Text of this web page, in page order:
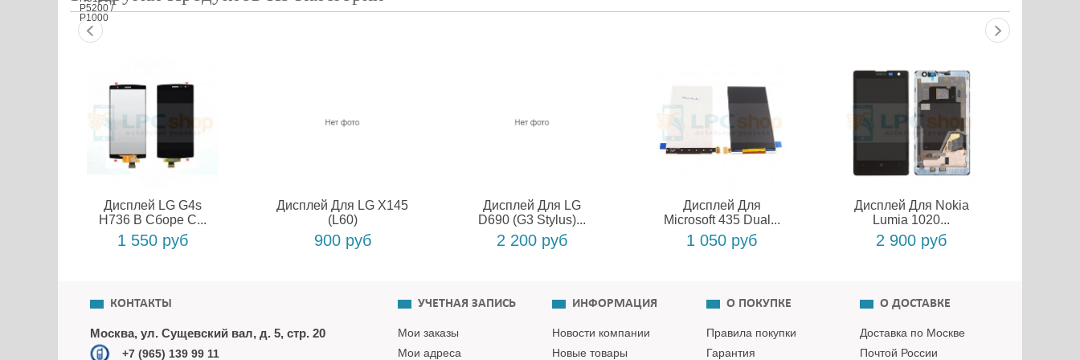
Дисплей LG G4s
H736 В Сборе С...
1 550 руб
Дисплей Для LG X145
(L60)
900 руб
Дисплей Для LG
D690 (G3 Stylus)...
2 200 руб
Дисплей Для
Microsoft 435 Dual...
1 050 руб
Дисплей Для Nokia
Lumia 1020...
2 900 руб
КОНТАКТЫ
Москва, ул. Сущевский вал, д. 5, стр. 20
+7 (965) 139 99 11
УЧЕТНАЯ ЗАПИСЬ
Мои заказы
Мои адреса
ИНФОРМАЦИЯ
Новости компании
Новые товары
О ПОКУПКЕ
Правила покупки
Гарантия
О ДОСТАВКЕ
Доставка по Москве
Почтой России